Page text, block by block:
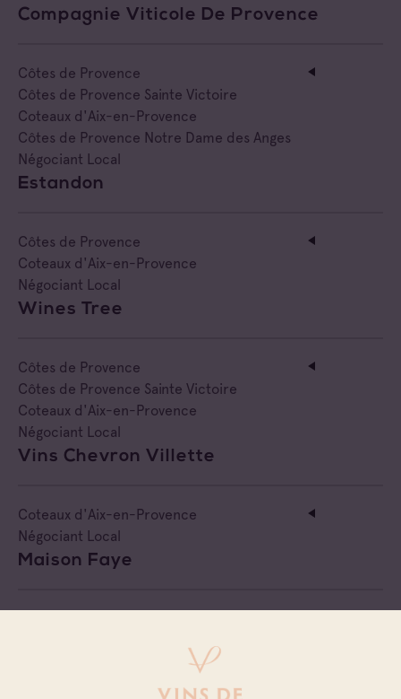
Compagnie Viticole De Provence
Côtes de Provence
Côtes de Provence Sainte Victoire
Coteaux d'Aix-en-Provence
Côtes de Provence Notre Dame des Anges
Négociant Local
Estandon
Côtes de Provence
Coteaux d'Aix-en-Provence
Négociant Local
Wines Tree
Côtes de Provence
Côtes de Provence Sainte Victoire
Coteaux d'Aix-en-Provence
Négociant Local
Vins Chevron Villette
Coteaux d'Aix-en-Provence
Négociant Local
Maison Faye
Comptoir Des Alpilles